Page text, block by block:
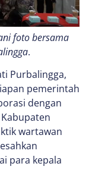
foto bersama
.
Purbalingga,
pemerintah
dengan
wartawan
para kepala